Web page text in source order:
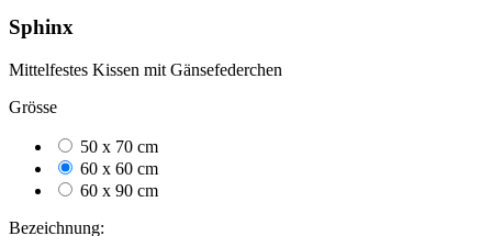
Sphinx
Mittelfestes Kissen mit Gänsefederchen
Grösse
50 x 70 cm
60 x 60 cm
60 x 90 cm
Bezeichnung: